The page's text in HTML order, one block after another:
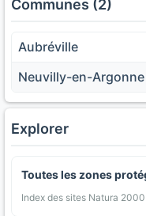
Communes (2)
Aubréville
Neuvilly-en-Argonne
Explorer
Toutes les zones
Index des sites Natura 2000